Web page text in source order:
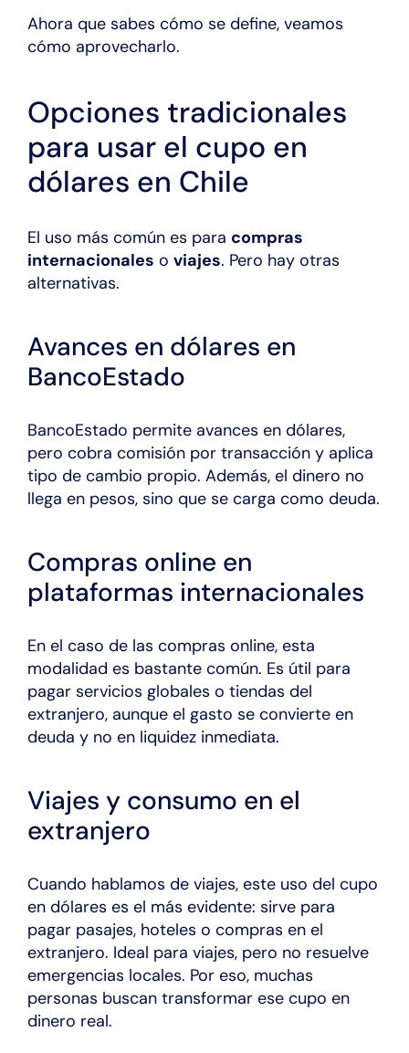
Ahora que sabes cómo se define, veamos
cómo aprovecharlo.
Opciones tradicionales
para usar el cupo en
dólares en Chile
El uso más común es para compras
internacionales o viajes. Pero hay otras
alternativas.
Avances en dólares en
BancoEstado
BancoEstado permite avances en dólares,
pero cobra comisión por transacción y aplica
tipo de cambio propio. Además, el dinero no
llega en pesos, sino que se carga como deuda.
Compras online en
plataformas internacionales
En el caso de las compras online, esta
modalidad es bastante común. Es útil para
pagar servicios globales o tiendas del
extranjero, aunque el gasto se convierte en
deuda y no en liquidez inmediata.
Viajes y consumo en el
extranjero
Cuando hablamos de viajes, este uso del cupo
en dólares es el más evidente: sirve para
pagar pasajes, hoteles o compras en el
extranjero. Ideal para viajes, pero no resuelve
emergencias locales. Por eso, muchas
personas buscan transformar ese cupo en
dinero real.